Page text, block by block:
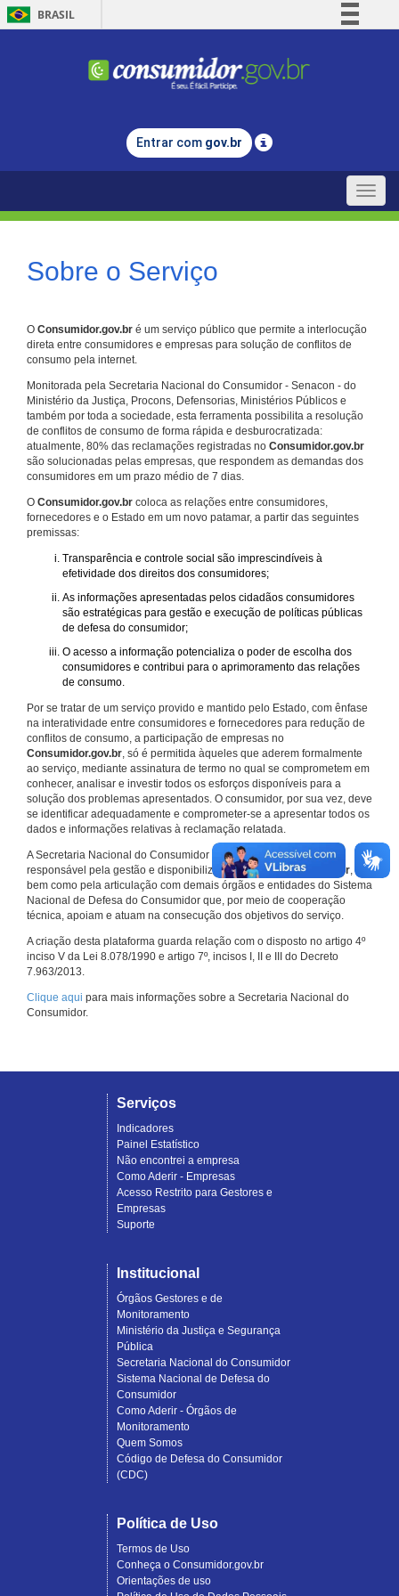
BRASIL
Comunica BR
Legislação
Entrar com gov.br
Toggle
Sobre o Serviço
O Consumidor.gov.br é um serviço público que permite a interlocução
direta entre consumidores e empresas para solução de conflitos de
consumo pela internet.
Monitorada pela Secretaria Nacional do Consumidor - Senacon - do
Ministério da Justiça, Procons, Defensorias, Ministérios Públicos e
também por toda a sociedade, esta ferramenta possibilita a resolução
de conflitos de consumo de forma rápida e desburocratizada:
atualmente, 80% das reclamações registradas no Consumidor.gov.br
são solucionadas pelas empresas, que respondem as demandas dos
consumidores em um prazo médio de 7 dias.
O Consumidor.gov.br coloca as relações entre consumidores,
fornecedores e o Estado em um novo patamar, a partir das seguintes
premissas:
Transparência e controle social são imprescindíveis à
efetividade dos direitos dos consumidores;
As informações apresentadas pelos cidadãos consumidores
são estratégicas para gestão e execução de políticas públicas
de defesa do consumidor;
O acesso a informação potencializa o poder de escolha dos
consumidores e contribui para o aprimoramento das relações
de consumo.
Por se tratar de um serviço provido e mantido pelo Estado, com ênfase
na interatividade entre consumidores e fornecedores para redução de
conflitos de consumo, a participação de empresas no
Consumidor.gov.br, só é permitida àqueles que aderem formalmente
ao serviço, mediante assinatura de termo no qual se comprometem em
conhecer, analisar e investir todos os esforços disponíveis para a
solução dos problemas apresentados. O consumidor, por sua vez, deve
se identificar adequadamente e comprometer-se a apresentar todos os
dados e informações relativas à reclamação relatada.
A Secretaria Nacional do Consumidor do Ministério da Justiça é a
responsável pela gestão e disponibilização doConsumidor.gov.br,
bem como pela articulação com demais órgãos e entidades do Sistema
Nacional de Defesa do Consumidor que, por meio de cooperação
técnica, apoiam e atuam na consecução dos objetivos do serviço.
A criação desta plataforma guarda relação com o disposto no artigo 4º
inciso V da Lei 8.078/1990 e artigo 7º, incisos I, II e III do Decreto
7.963/2013.
Clique aqui para mais informações sobre a Secretaria Nacional do
Consumidor.
Serviços
Indicadores
Painel Estatístico
Não encontrei a empresa
Como Aderir - Empresas
Acesso Restrito para Gestores e
Empresas
Suporte
Institucional
Órgãos Gestores e de
Monitoramento
Ministério da Justiça e Segurança
Pública
Secretaria Nacional do Consumidor
Sistema Nacional de Defesa do
Consumidor
Como Aderir - Órgãos de
Monitoramento
Quem Somos
Código de Defesa do Consumidor
(CDC)
Política de Uso
Termos de Uso
Conheça o Consumidor.gov.br
Orientações de uso